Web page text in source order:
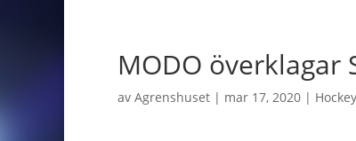
MODO överklagar
av Agrenshuset | mar 17, 2020 |